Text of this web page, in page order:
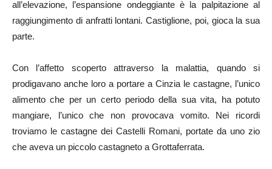
all’elevazione, l’espansione ondeggiante è la palpitazione al
raggiungimento di anfratti lontani. Castiglione, poi, gioca la sua
parte.
Con l’affetto scoperto attraverso la malattia, quando si
prodigavano anche loro a portare a Cinzia le castagne, l’unico
alimento che per un certo periodo della sua vita, ha potuto
mangiare, l’unico che non provocava vomito. Nei ricordi
troviamo le castagne dei Castelli Romani, portate da uno zio
che aveva un piccolo castagneto a Grottaferrata.